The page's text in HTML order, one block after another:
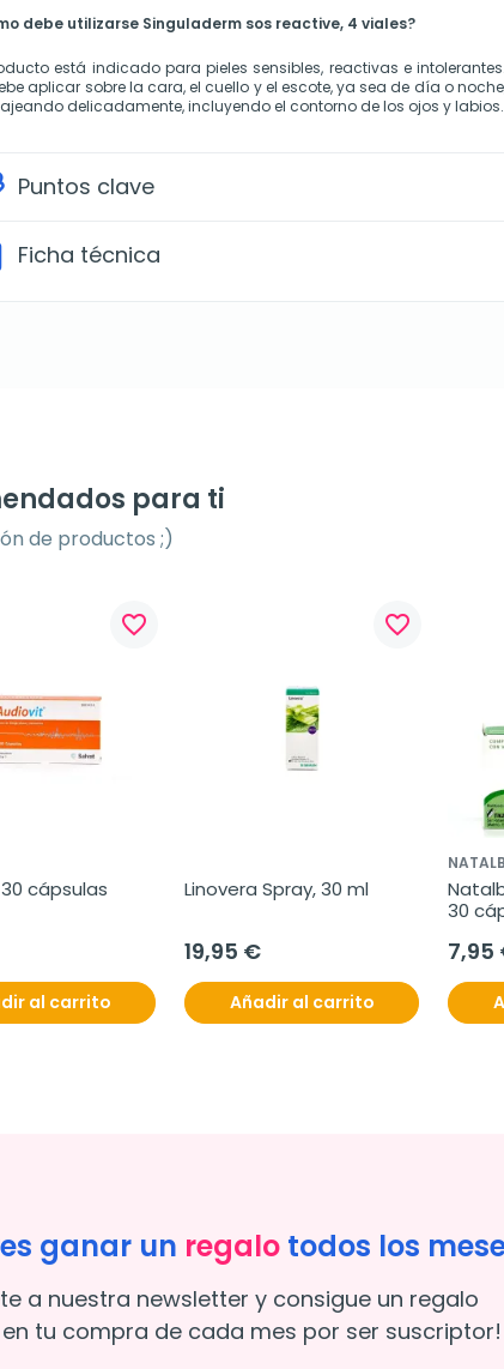
debe utilizarse Singuladerm sos reactive, 4 viales?
está indicado para pieles sensibles, reactivas e intolerantes.
aplicar sobre la cara, el cuello y el escote, ya sea de día o
delicadamente, incluyendo el contorno de los ojos y labios.
Puntos clave
Ficha técnica
para ti
de productos ;)
favorite_border
cápsulas
al carrito
favorite_border
Linovera Spray, 30 ml
19,95 €
Añadir al carrito
30
7,95
ganar un regalo todos los
a nuestra newsletter y consigue un regalo
tu compra de cada mes por ser suscriptor!